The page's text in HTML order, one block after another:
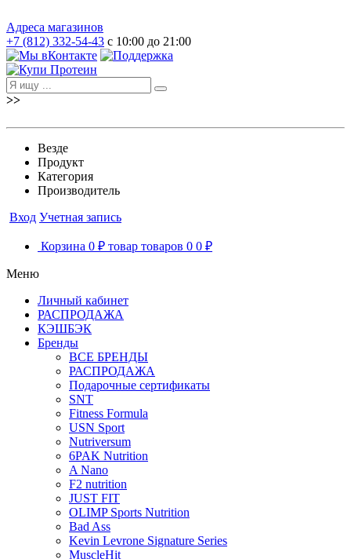
Адреса магазинов
+7 (812) 332-54-43 с 10:00 до 21:00
>>
Везде
Продукт
Категория
Производитель
Вход Учетная запись
Корзина 0 ₽ товар товаров 0 0 ₽
Меню
Личный кабинет
РАСПРОДАЖА
КЭШБЭК
Бренды
ВСЕ БРЕНДЫ
РАСПРОДАЖА
Подарочные сертификаты
SNT
Fitness Formula
USN Sport
Nutriversum
6PAK Nutrition
A Nano
F2 nutrition
JUST FIT
OLIMP Sports Nutrition
Bad Ass
Kevin Levrone Signature Series
MuscleHit